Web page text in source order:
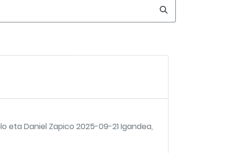
eta Daniel Zapico 2025-09-21 Igandea,